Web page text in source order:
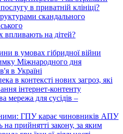
в приватній клініці?
скандального
впливають на дітей?
в умовах гібридної війни
Міжнародного дня
в Україні
в контексті нових загроз, які
інтернет-контенту
мережа для сусідів –
ГПУ карає чиновників АПУ
прийнятті закону, за яким